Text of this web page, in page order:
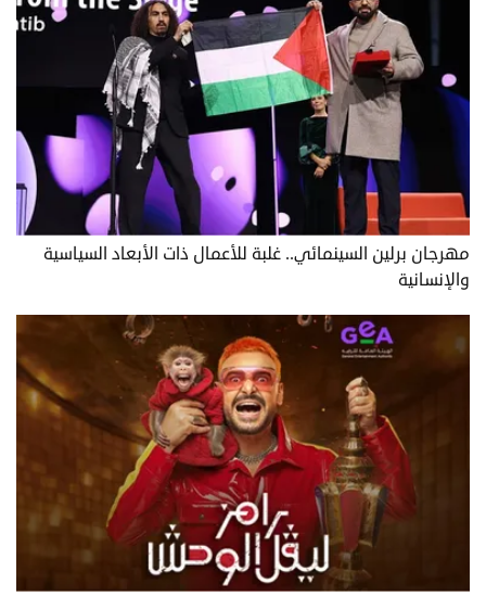
مهرجان برلين السينمائي.. غلبة للأعمال ذات الأبعاد السياسية
والإنسانية